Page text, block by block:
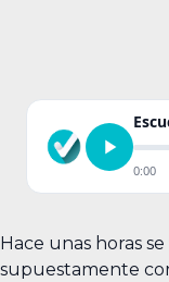
0:00
Hace unas horas
supuestamente